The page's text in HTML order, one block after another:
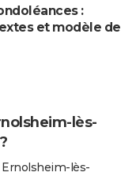
:
et modèle de
lès-
lès-